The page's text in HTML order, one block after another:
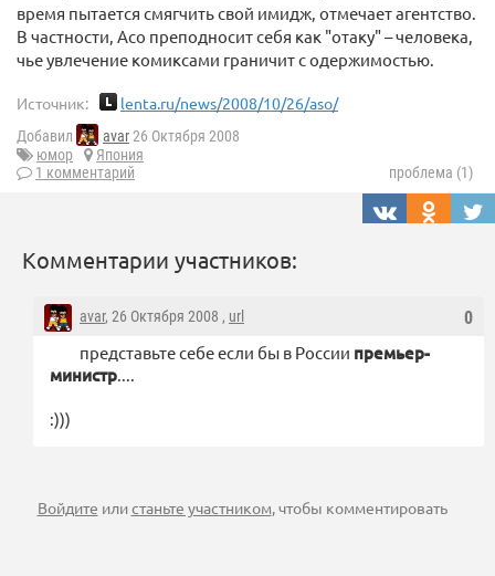
время пытается смягчить свой имидж, отмечает агентство.
В частности, Асо преподносит себя как "отаку" – человека,
чье увлечение комиксами граничит с одержимостью.
Источник: lenta.ru/news/2008/10/26/aso/
Добавил avar26 Октября 2008
юмор
Япония
1 комментарий
проблема (1)
Комментарии участников:
0
avar, 26 Октября 2008 , url
представьте себе если бы в России премьер-
министр....
:)))
Войдите илистаньте участником, чтобы комментировать